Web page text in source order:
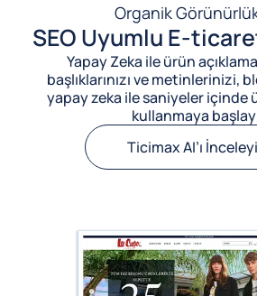
Organik
SEO Uyumlu E-
Yapay Zeka ile ürün
başlıklarınızı ve metinlerinizi,
yapay zeka ile saniyeler içinde
kullanmaya
Ticimax AI’ı